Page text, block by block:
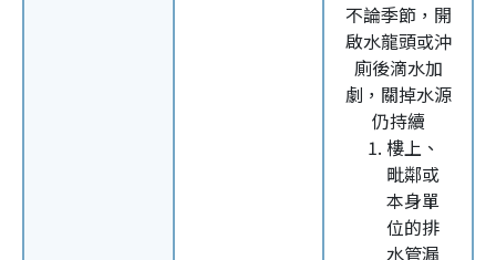
不論季節，開
啟水龍頭或沖
廁後滴水加
劇，關掉水源
仍持續
樓上、
毗鄰或
本身單
位的排
水管漏